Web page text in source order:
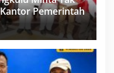
Pemerintah